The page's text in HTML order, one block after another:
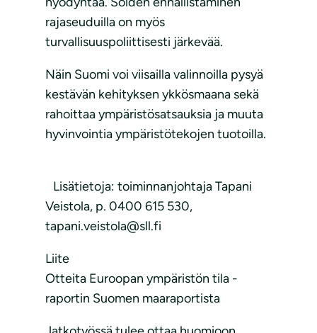
rajaseuduilla on myös
turvallisuuspoliittisesti järkevää.
Näin Suomi voi viisailla valinnoilla pysyä
kestävän kehityksen ykkösmaana sekä
rahoittaa ympäristösatsauksia ja muuta
hyvinvointia ympäristötekojen tuotoilla.
Lisätietoja: toiminnanjohtaja Tapani
Veistola, p. 0400 615 530,
tapani.veistola@sll.fi
Liite
Otteita Euroopan ympäristön tila -
raportin Suomen maaraportista